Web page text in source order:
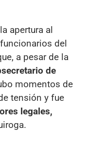
apertura al
del
a pesar de la
de
momentos de
tensión y fue
legales,